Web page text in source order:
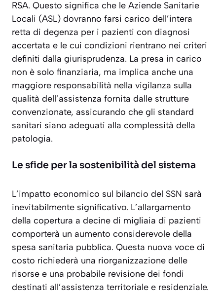
RSA. Questo significa che le Aziende Sanitarie
Locali (ASL) dovranno farsi carico dell’intera
retta di degenza per i pazienti con diagnosi
accertata e le cui condizioni rientrano nei criteri
definiti dalla giurisprudenza. La presa in carico
non è solo finanziaria, ma implica anche una
maggiore responsabilità nella vigilanza sulla
qualità dell’assistenza fornita dalle strutture
convenzionate, assicurando che gli standard
sanitari siano adeguati alla complessità della
patologia.
Le sfide per la sostenibilità del sistema
L’impatto economico sul bilancio del SSN sarà
inevitabilmente significativo. L’allargamento
della copertura a decine di migliaia di pazienti
comporterà un aumento considerevole della
spesa sanitaria pubblica. Questa nuova voce di
costo richiederà una riorganizzazione delle
risorse e una probabile revisione dei fondi
destinati all’assistenza territoriale e residenziale.